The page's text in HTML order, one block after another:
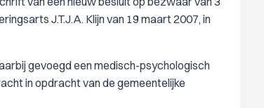
J.T.J.A. Klijn van 19 maart 2007, in
gevoegd een medisch-psychologisch
in opdracht van de gemeentelijke